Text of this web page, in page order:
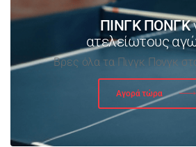
ΠΙΝΓΚ ΠΟΝΓΚ
ατελείωτους
Βρες όλα τα Πινγκ Πονγκ
Αγορά τώρα